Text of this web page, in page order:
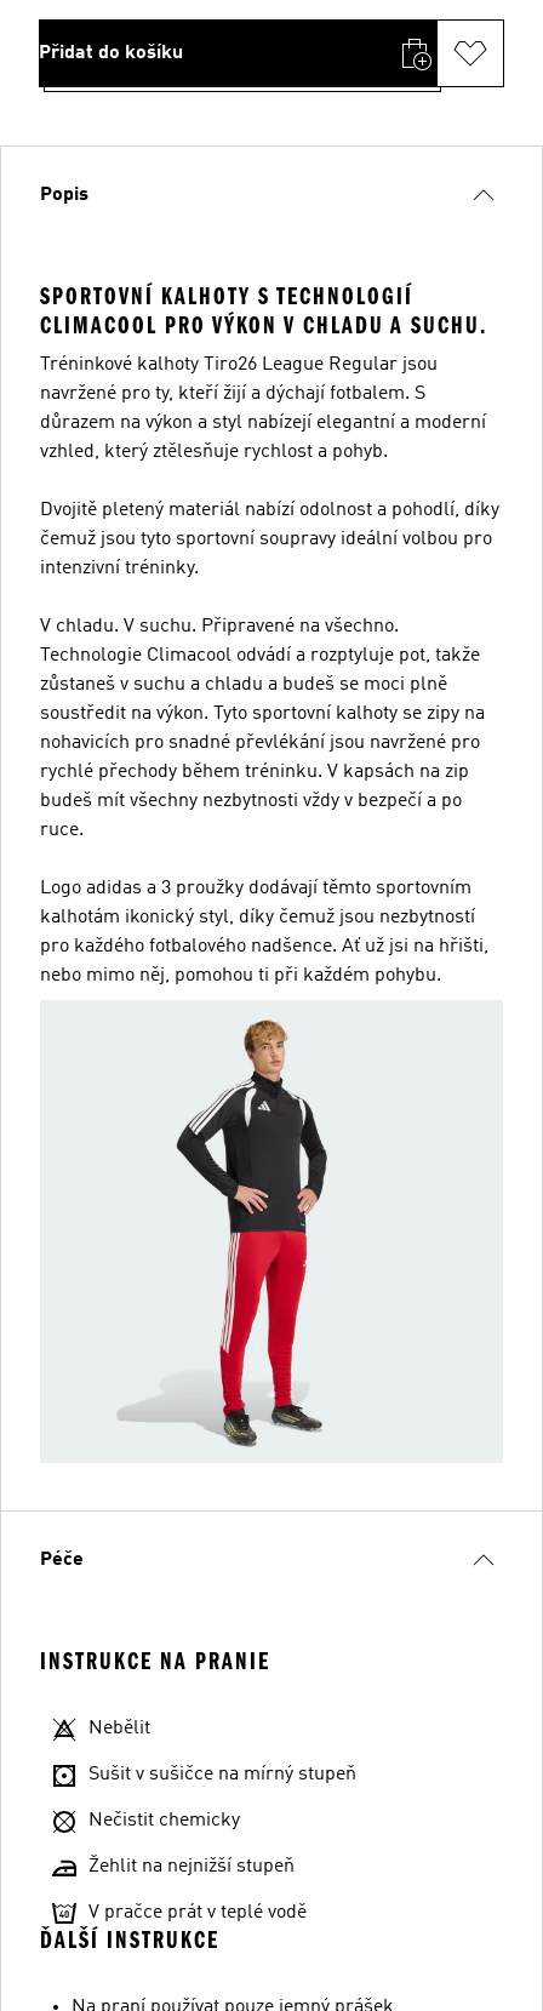
Přidat do košíku
Popis
SPORTOVNÍ KALHOTY S TECHNOLOGIÍ
CLIMACOOL PRO VÝKON V CHLADU A SUCHU.
Tréninkové kalhoty Tiro26 League Regular jsou
navržené pro ty, kteří žijí a dýchají fotbalem. S
důrazem na výkon a styl nabízejí elegantní a moderní
vzhled, který ztělesňuje rychlost a pohyb.
Dvojitě pletený materiál nabízí odolnost a pohodlí, díky
čemuž jsou tyto sportovní soupravy ideální volbou pro
intenzivní tréninky.
V chladu. V suchu. Připravené na všechno.
Technologie Climacool odvádí a rozptyluje pot, takže
zůstaneš v suchu a chladu a budeš se moci plně
soustředit na výkon. Tyto sportovní kalhoty se zipy na
nohavicích pro snadné převlékání jsou navržené pro
rychlé přechody během tréninku. V kapsách na zip
budeš mít všechny nezbytnosti vždy v bezpečí a po
ruce.
Logo adidas a 3 proužky dodávají těmto sportovním
kalhotám ikonický styl, díky čemuž jsou nezbytností
pro každého fotbalového nadšence. Ať už jsi na hřišti,
nebo mimo něj, pomohou ti při každém pohybu.
Péče
INSTRUKCE NA PRANIE
Nebělit
Sušit v sušičce na mírný stupeň
Nečistit chemicky
Žehlit na nejnižší stupeň
V pračce prát v teplé vodě
ĎALŠÍ INSTRUKCE